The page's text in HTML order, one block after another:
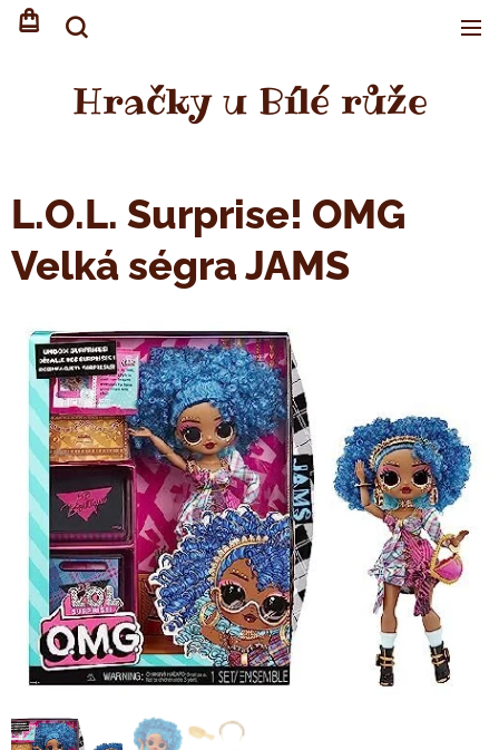
Hračky u Bílé růže
L.O.L. Surprise! OMG
Velká ségra JAMS